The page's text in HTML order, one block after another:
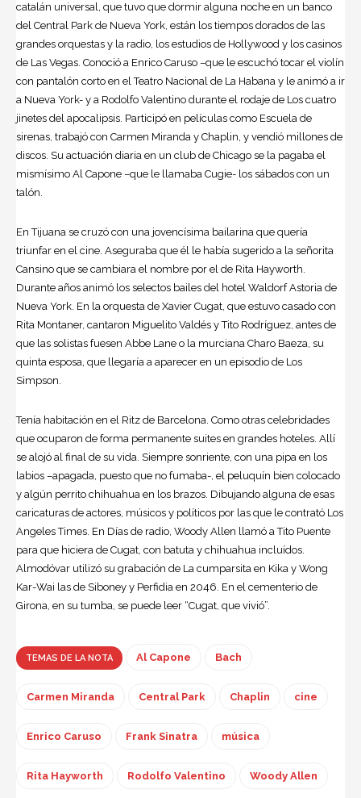
catalán universal, que tuvo que dormir alguna noche en un banco
del Central Park de Nueva York, están los tiempos dorados de las
grandes orquestas y la radio, los estudios de Hollywood y los casinos
de Las Vegas. Conoció a Enrico Caruso –que le escuchó tocar el violín
con pantalón corto en el Teatro Nacional de La Habana y le animó a ir
a Nueva York- y a Rodolfo Valentino durante el rodaje de Los cuatro
jinetes del apocalipsis. Participó en películas como Escuela de
sirenas, trabajó con Carmen Miranda y Chaplin, y vendió millones de
discos. Su actuación diaria en un club de Chicago se la pagaba el
mismísimo Al Capone –que le llamaba Cugie- los sábados con un
talón.
En Tijuana se cruzó con una jovencísima bailarina que quería
triunfar en el cine. Aseguraba que él le había sugerido a la señorita
Cansino que se cambiara el nombre por el de Rita Hayworth.
Durante años animó los selectos bailes del hotel Waldorf Astoria de
Nueva York. En la orquesta de Xavier Cugat, que estuvo casado con
Rita Montaner, cantaron Miguelito Valdés y Tito Rodríguez, antes de
que las solistas fuesen Abbe Lane o la murciana Charo Baeza, su
quinta esposa, que llegaría a aparecer en un episodio de Los
Simpson.
Tenía habitación en el Ritz de Barcelona. Como otras celebridades
que ocuparon de forma permanente suites en grandes hoteles. Allí
se alojó al final de su vida. Siempre sonriente, con una pipa en los
labios –apagada, puesto que no fumaba-, el peluquín bien colocado
y algún perrito chihuahua en los brazos. Dibujando alguna de esas
caricaturas de actores, músicos y políticos por las que le contrató Los
Angeles Times. En Días de radio, Woody Allen llamó a Tito Puente
para que hiciera de Cugat, con batuta y chihuahua incluídos.
Almodóvar utilizó su grabación de La cumparsita en Kika y Wong
Kar-Wai las de Siboney y Perfidia en 2046. En el cementerio de
Girona, en su tumba, se puede leer “Cugat, que vivió”.
TEMAS DE LA NOTA Al Capone Bach
Carmen Miranda Central Park Chaplin cine
Enrico Caruso Frank Sinatra música
Rita Hayworth Rodolfo Valentino Woody Allen